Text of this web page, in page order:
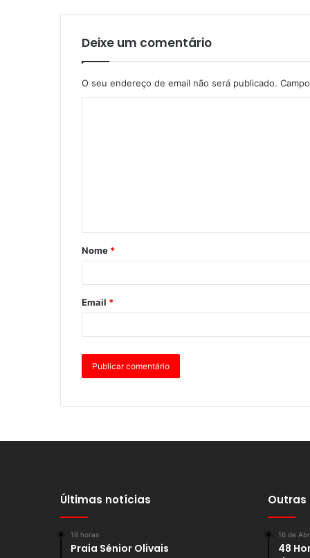
Deixe um comentário
O seu endereço de email não será publicado.
Nome *
Email *
Últimas notícias
18 horas
Praia Sénior Olivais
Outras
16 de
48